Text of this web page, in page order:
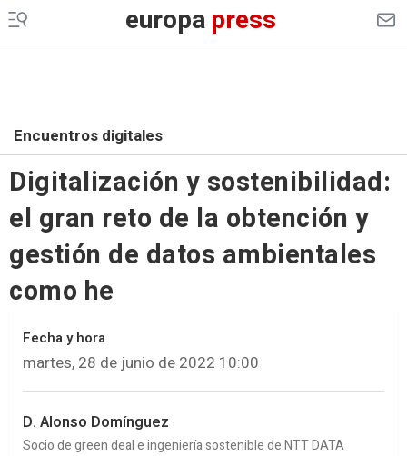
europapress
Encuentros digitales
Digitalización y sostenibilidad:
el gran reto de la obtención y
gestión de datos ambientales
como he
Fecha y hora
martes, 28 de junio de 2022 10:00
D. Alonso Domínguez
Socio de green deal e ingeniería sostenible de NTT DATA